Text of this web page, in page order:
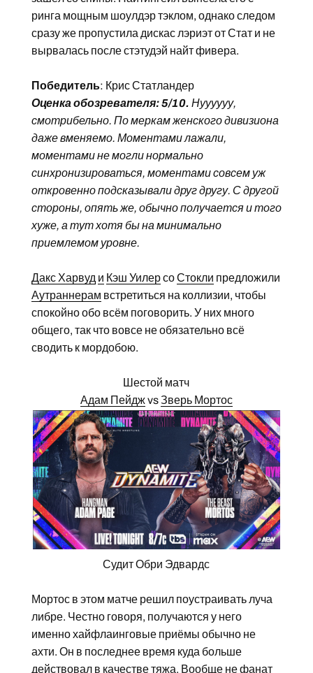
ринга мощным шоулдэр тэклом, однако следом
сразу же пропустила дискас лэриэт от Стат и не
вырвалась после стэтудэй найт фивера.
Победитель: Крис Статландер
Оценка обозревателя: 5/10. Нуууууу,
смотрибельно. По меркам женского дивизиона
даже вменяемо. Моментами лажали,
моментами не могли нормально
синхронизироваться, моментами совсем уж
откровенно подсказывали друг другу. С другой
стороны, опять же, обычно получается и того
хуже, а тут хотя бы на минимально
приемлемом уровне.
Дакс Харвуд и Кэш УилерсоСтокли предложили
Аутраннерам встретиться на коллизии, чтобы
спокойно обо всём поговорить. У них много
общего, так что вовсе не обязательно всё
сводить к мордобою.
Шестой матч
Адам ПейджvsЗверь Мортос
Судит Обри Эдвардс
Мортос в этом матче решил поустраивать луча
либре. Честно говоря, получаются у него
именно хайфлаинговые приёмы обычно не
ахти. Он в последнее время куда больше
действовал в качестве тяжа. Вообще не фанат